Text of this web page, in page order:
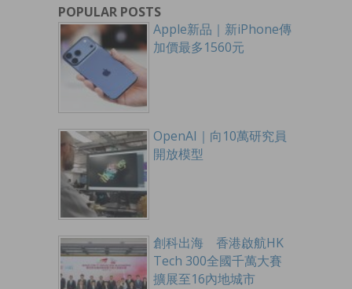
POPULAR POSTS
Apple新品｜新iPhone傳
加價最多1560元
OpenAI｜向10萬研究員
開放模型
創科出海 香港啟航HK
Tech 300全國千萬大賽
擴展至16內地城市